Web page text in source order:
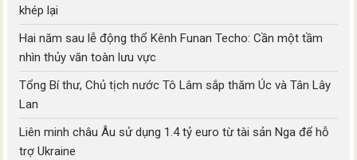
khép lại
Hai năm sau lễ động thổ Kênh Funan Techo: Cần một tầm
nhìn thủy văn toàn lưu vực
Tổng Bí thư, Chủ tịch nước Tô Lâm sắp thăm Úc và Tân Lây
Lan
Liên minh châu Âu sử dụng 1.4 tỷ euro từ tài sản Nga để hỗ
trợ Ukraine